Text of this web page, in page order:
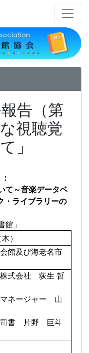
告（第
視聴覚
」
て～音楽データベ
ライブラリーの
館」
）
館及び海老名市
株式会社 荻生 哲
ネージャー 山
司書 片野 巨斗